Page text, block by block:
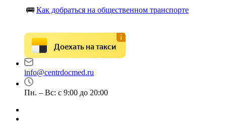
🚌 Как добраться на общественном транспорте
Доехать на такси
info@centrdocmed.ru
Пн. – Вс: с 9:00 до 20:00